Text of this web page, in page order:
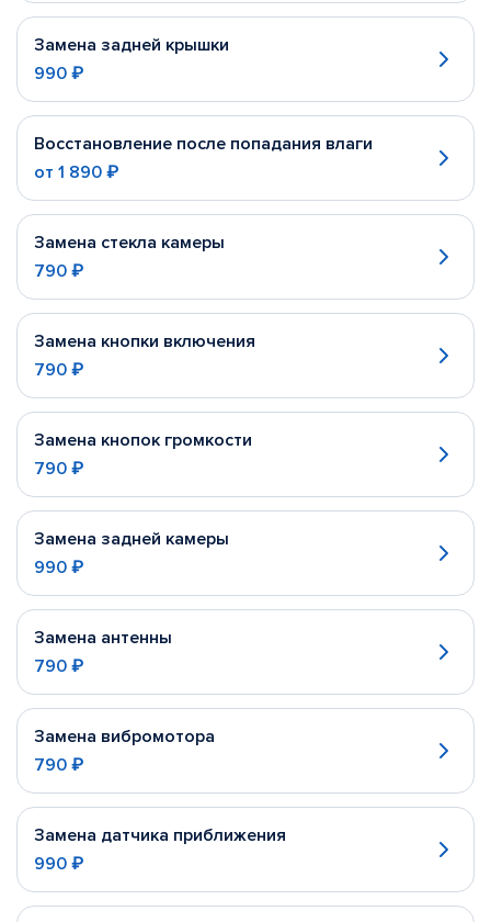
Замена задней крышки
990 ₽
Восстановление после попадания влаги
от 1 890 ₽
Замена стекла камеры
790 ₽
Замена кнопки включения
790 ₽
Замена кнопок громкости
790 ₽
Замена задней камеры
990 ₽
Замена антенны
790 ₽
Замена вибромотора
790 ₽
Замена датчика приближения
990 ₽